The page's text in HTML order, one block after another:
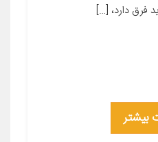
فرق دارد، […]
بیشتر